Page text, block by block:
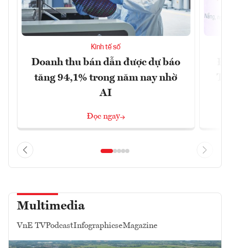
Kinh tế số
Doanh thu bán dẫn được dự báo
tăng 94,1% trong năm nay nhờ
AI
Đọc ngay
Multimedia
VnE TVPodcastInfographicseMagazine